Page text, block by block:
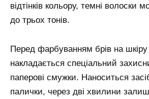
відтінків кольору, темні волоски
до трьох тонів.
Перед фарбуванням брів на
накладається спеціальний
паперові смужки. Наноситься
палички, через дві хвилини